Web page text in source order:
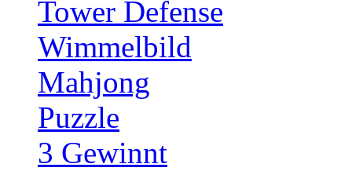
Tower Defense
Wimmelbild
Mahjong
Puzzle
3 Gewinnt